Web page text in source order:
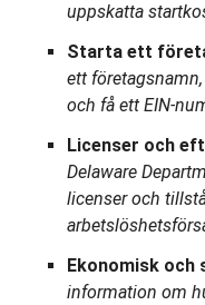
uppskatta
Starta ett
ett
och få ett EIN-
Licenser och
Delaware
licenser och
Ekonomisk
information om